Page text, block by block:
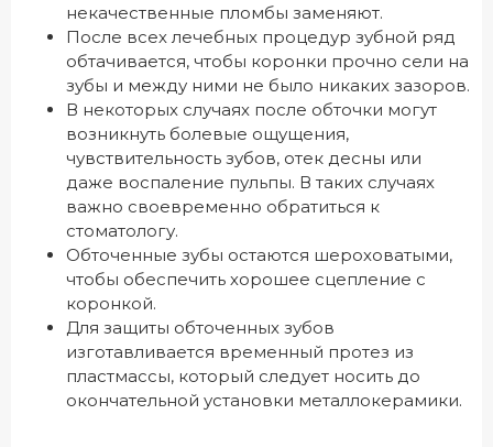
некачественные пломбы заменяют.
После всех лечебных процедур зубной ряд
обтачивается, чтобы коронки прочно сели на
зубы и между ними не было никаких зазоров.
В некоторых случаях после обточки могут
возникнуть болевые ощущения,
чувствительность зубов, отек десны или
даже воспаление пульпы. В таких случаях
важно своевременно обратиться к
стоматологу.
Обточенные зубы остаются шероховатыми,
чтобы обеспечить хорошее сцепление с
коронкой.
Для защиты обточенных зубов
изготавливается временный протез из
пластмассы, который следует носить до
окончательной установки металлокерамики.